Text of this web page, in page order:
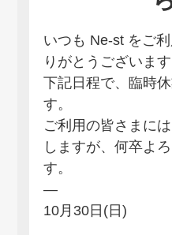
いつも Ne-st をご
りがとうございます
下記日程で、臨時
す。
ご利用の皆さまに
しますが、何卒よ
す。
—
10月30日(日)